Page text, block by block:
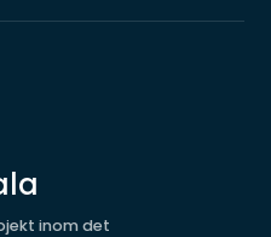
inom det